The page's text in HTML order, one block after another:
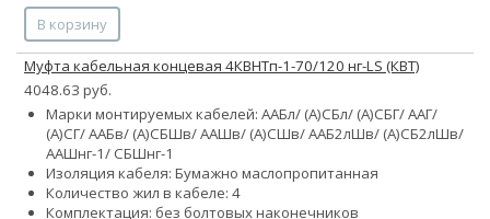
В корзину
Муфта кабельная концевая 4КВНТп-1-70/120 нг-LS (КВТ)
4048.63 руб.
Марки монтируемых кабелей: ААБл/ (А)СБл/ (А)СБГ/ ААГ/
(А)СГ/ ААБв/ (А)СБШв/ ААШв/ (А)СШв/ ААБ2лШв/ (А)СБ2лШв/
ААШнг-1/ СБШнг-1
Изоляция кабеля: Бумажно маслопропитанная
Количество жил в кабеле: 4
Комплектация: без болтовых наконечников